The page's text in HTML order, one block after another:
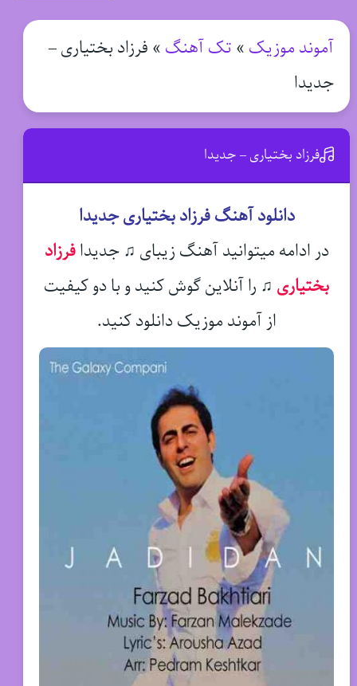
آموند موزیک » تک آهنگ » فرزاد بختیاری –
جدیدا
فرزاد بختیاری – جدیدا
دانلود آهنگ فرزاد بختیاری جدیدا
در ادامه میتوانید آهنگ زیبای ♫ جدیدافرزاد
بختیاری ♫ را آنلاین گوش کنید و با دو کیفیت
از آموند موزیک دانلود کنید.